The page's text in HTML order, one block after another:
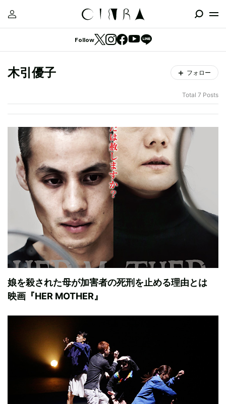
Follow
木引優子 フォロー
Total 7 Posts
娘を殺された母が加害者の死刑を止める理由とは
映画『HER MOTHER』